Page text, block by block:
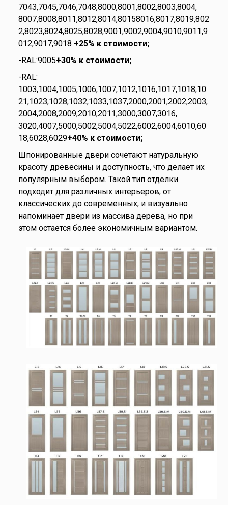
7043,7045,7046,7048,8000,8001,8002,8003,8004,
8007,8008,8011,8012,8014,80158016,8017,8019,802
2,8023,8024,8025,8028,9001,9002,9004,9010,9011,9
012,9017,9018 +25% к стоимости;
-RAL:9005+30% к стоимости;
-RAL:
1003,1004,1005,1006,1007,1012,1016,1017,1018,10
21,1023,1028,1032,1033,1037,2000,2001,2002,2003,
2004,2008,2009,2010,2011,3000,3007,3016,
3020,4007,5000,5002,5004,5022,6002,6004,6010,60
18,6028,6029+40% к стоимости;
Шпонированные двери сочетают натуральную
красоту древесины и доступность, что делает их
популярным выбором. Такой тип отделки
подходит для различных интерьеров, от
классических до современных, и визуально
напоминает двери из массива дерева, но при
этом остается более экономичным вариантом.